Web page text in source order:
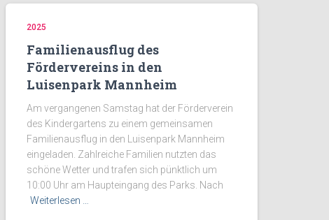
2025
Familienausflug des
Fördervereins in den
Luisenpark Mannheim
Am vergangenen Samstag hat der Förderverein
des Kindergartens zu einem gemeinsamen
Familienausflug in den Luisenpark Mannheim
eingeladen. Zahlreiche Familien nutzten das
schöne Wetter und trafen sich pünktlich um
10:00 Uhr am Haupteingang des Parks. Nach
Weiterlesen …